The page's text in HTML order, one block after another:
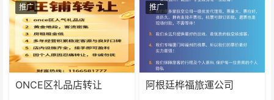
推广
ONCE区礼品店转让
推广
阿根廷桦福旅運公司